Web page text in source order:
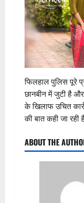
फिलहाल पुलिस पूरे
छानबीन में जुटी है
के खिलाफ उचित
की बात कही जा रही
ABOUT THE